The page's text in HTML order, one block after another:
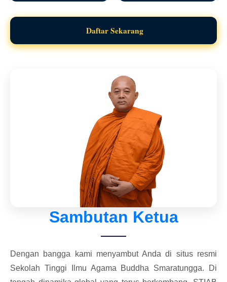
Daftar Sekarang
Sambutan Ketua
Dengan bangga kami menyambut Anda di situs resmi
Sekolah Tinggi Ilmu Agama Buddha Smaratungga. Di